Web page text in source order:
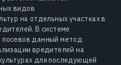
видов
на отдельных участках в
В системе
данный метод
вредителей на
для последующей